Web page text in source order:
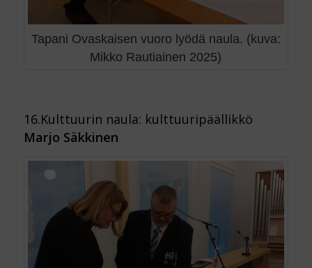
Tapani Ovaskaisen vuoro lyödä naula. (kuva:
Mikko Rautiainen 2025)
16.Kulttuurin naula: kulttuuripäällikkö
Marjo Säkkinen